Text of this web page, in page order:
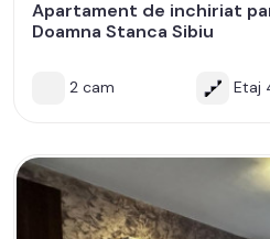
Apartament de inchiriat
Doamna Stanca Sibiu
2 cam Etaj